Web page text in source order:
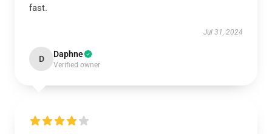
fast.
Jul 31, 2024
D Daphne
Verified owner